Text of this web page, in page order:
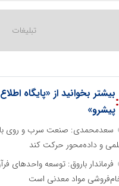
بیشتر بخوانید از «پایگاه
پیشرو»
سعدمحمدی: صنعت سرب و روی
و داده‌محور حرکت کند
فرماندار باروق: توسعه واحدهای
مواد معدنی است